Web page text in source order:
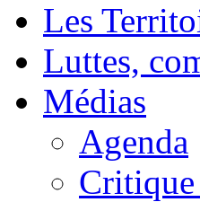
Les
Luttes,
Médias
Agenda
Critique